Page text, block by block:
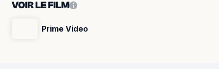
VOIR LE FILM
Prime Video